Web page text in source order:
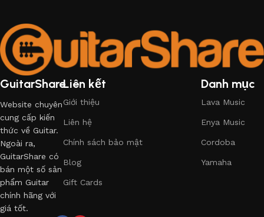
GuitarShare
Website chuyên
cung cấp kiến
thức về Guitar.
Ngoài ra,
GuitarShare có
bán một số sản
phẩm Guitar
chính hãng với
giá tốt.
Liên kết
Giới thiệu
Liên hệ
Chính sách bảo mật
Blog
Gift Cards
Danh mục
Lava Music
Enya Music
Cordoba
Yamaha